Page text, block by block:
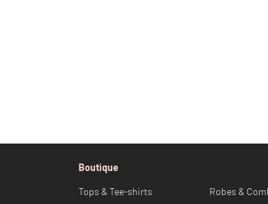
Boutique
Tops & Tee-shirts
Robes &